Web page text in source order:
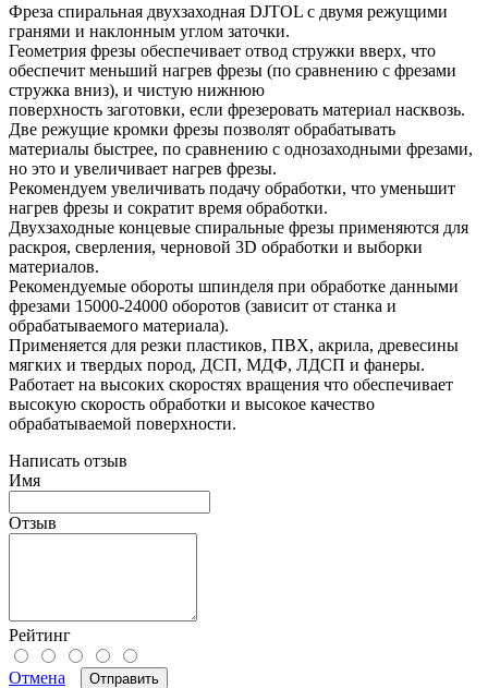
Фреза спиральная двухзаходная DJTOL с двумя режущими
гранями и наклонным углом заточки.
Геометрия фрезы обеспечивает отвод стружки вверх, что
обеспечит меньший нагрев фрезы (по сравнению с фрезами
стружка вниз), и чистую нижнюю
поверхность заготовки, если фрезеровать материал насквозь.
Две режущие кромки фрезы позволят обрабатывать
материалы быстрее, по сравнению с однозаходными фрезами,
но это и увеличивает нагрев фрезы.
Рекомендуем увеличивать подачу обработки, что уменьшит
нагрев фрезы и сократит время обработки.
Двухзаходные концевые спиральные фрезы применяются для
раскроя, сверления, черновой 3D обработки и выборки
материалов.
Рекомендуемые обороты шпинделя при обработке данными
фрезами 15000-24000 оборотов (зависит от станка и
обрабатываемого материала).
Применяется для резки пластиков, ПВХ, акрила, древесины
мягких и твердых пород, ДСП, МДФ, ЛДСП и фанеры.
Работает на высоких скоростях вращения что обеспечивает
высокую скорость обработки и высокое качество
обрабатываемой поверхности.
Написать отзыв
Имя
Отзыв
Рейтинг
Отмена Отправить